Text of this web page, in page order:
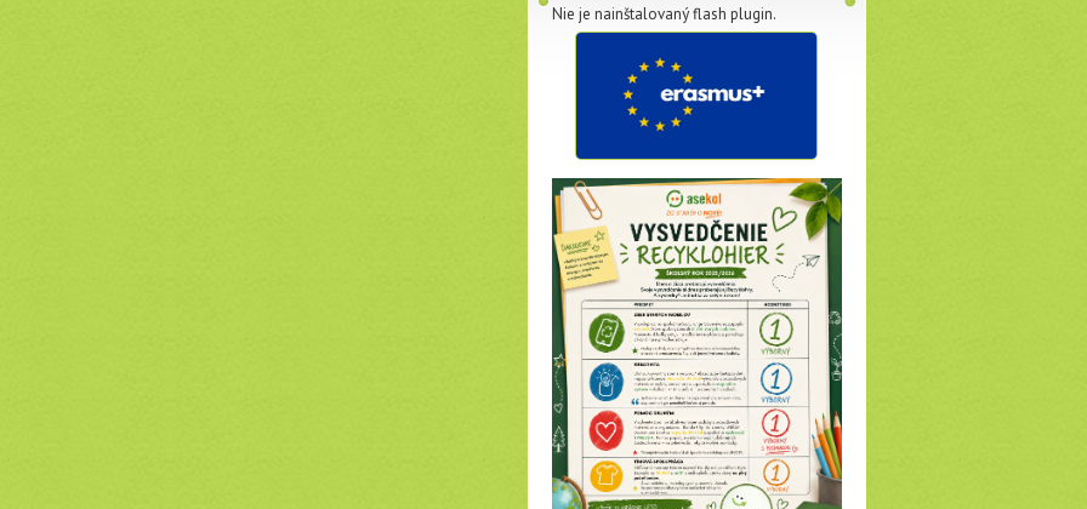
Nie je nainštalovaný flash plugin.